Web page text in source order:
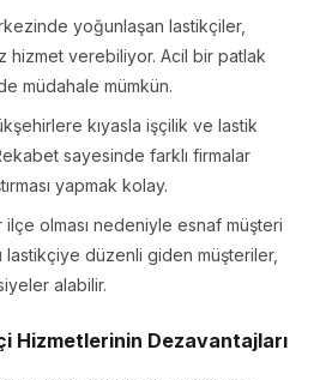
yoğunlaşan lastikçiler,
hizmet verebiliyor. Acil bir patlak
müdahale mümkün.
kıyasla işçilik ve lastik
sayesinde farklı firmalar
yapmak kolay.
ilçe olması nedeniyle esnaf müşteri
lastikçiye düzenli giden müşteriler,
alabilir.
Hizmetlerinin Dezavantajları